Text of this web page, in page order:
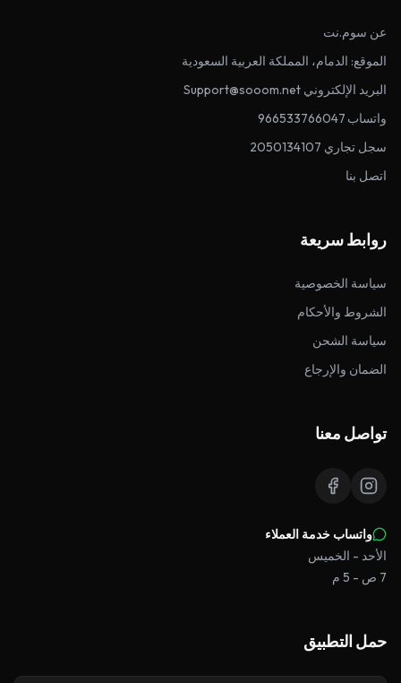
عن سوم.نت
الموقع: الدمام، المملكة العربية السعودية
البريد الإلكتروني Support@sooom.net
واتساب 966533766047
سجل تجاري 2050134107
اتصل بنا
روابط سريعة
سياسة الخصوصية
الشروط والأحكام
سياسة الشحن
الضمان والإرجاع
تواصل معنا
واتساب خدمة العملاء
الأحد - الخميس
7 ص - 5 م
حمل التطبيق